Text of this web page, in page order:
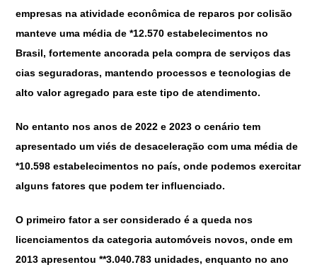
empresas na atividade econômica de reparos por colisão
manteve uma média de *12.570 estabelecimentos no
Brasil, fortemente ancorada pela compra de serviços das
cias seguradoras, mantendo processos e tecnologias de
alto valor agregado para este tipo de atendimento.
No entanto nos anos de 2022 e 2023 o cenário tem
apresentado um viés de desaceleração com uma média de
*10.598 estabelecimentos no país, onde podemos exercitar
alguns fatores que podem ter influenciado.
O primeiro fator a ser considerado é a queda nos
licenciamentos da categoria automóveis novos, onde em
2013 apresentou **3.040.783 unidades, enquanto no ano